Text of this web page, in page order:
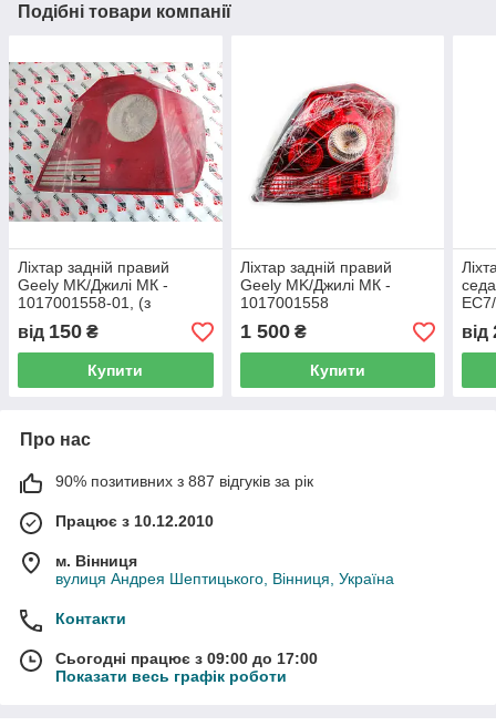
Подібні товари компанії
Ліхтар задній правий
Geely MK/Джилі МК -
1017001558-01, (з
розбірки)
від 150 ₴
Купити
Ліхтар задній правий
Geely MK/Джилі МК -
1017001558
1 500₴
Купити
від
Про нас
90% позитивних з 887 відгуків за рік
Працює з 10.12.2010
м. Вінниця
вулиця Андрея Шептицького, Вінниця, Україна
Контакти
Сьогодні працює з 09:00 до 17:00
Показати весь графік роботи